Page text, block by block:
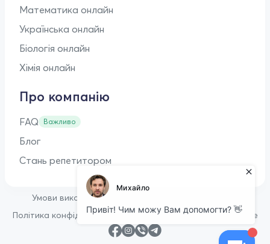
Математика онлайн
Українська онлайн
Біологія онлайн
Хімія онлайн
Про компанію
FAQ Важливо
Блог
Стань репетитором
Умови використання
Політика конфіденційності • Політика щодо файлів cookie